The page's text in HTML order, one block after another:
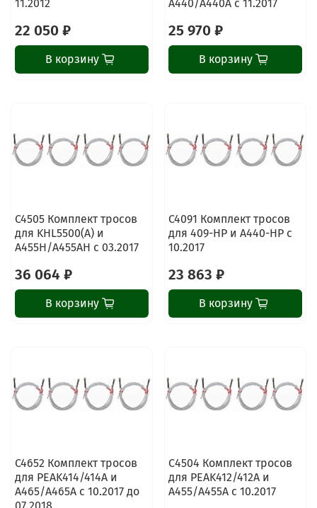
11.2012
22 050 ₽
В корзину
A440/A440A с 11.2017
25 970 ₽
В корзину
C4505 Комплект тросов
для KHL5500(A) и
A455H/A455AH с 03.2017
36 064 ₽
В корзину
C4091 Комплект тросов
для 409-HP и A440-HP с
10.2017
23 863 ₽
В корзину
C4652 Комплект тросов
для PEAK414/414A и
A465/A465A с 10.2017 до
С4504 Комплект тросов
для PEAK412/412A и
A455/A455A с 10.2017
ChatApp
online
Свяжитесь с нами через любой удобный
мессенджер!